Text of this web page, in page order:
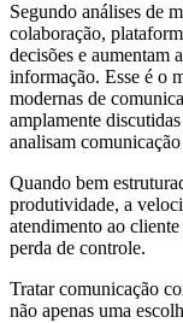
Segundo análises de
colaboração,
decisões e aumentam
informação. Esse é o
modernas de
amplamente
analisam
Quando bem
produtividade, a
atendimento ao cliente
perda de controle.
Tratar comunicação
não apenas uma